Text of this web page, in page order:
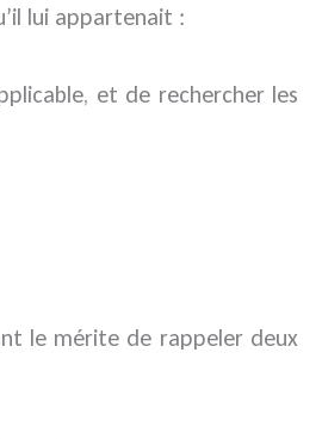
lui appartenait :
et de rechercher les
le mérite de rappeler deux